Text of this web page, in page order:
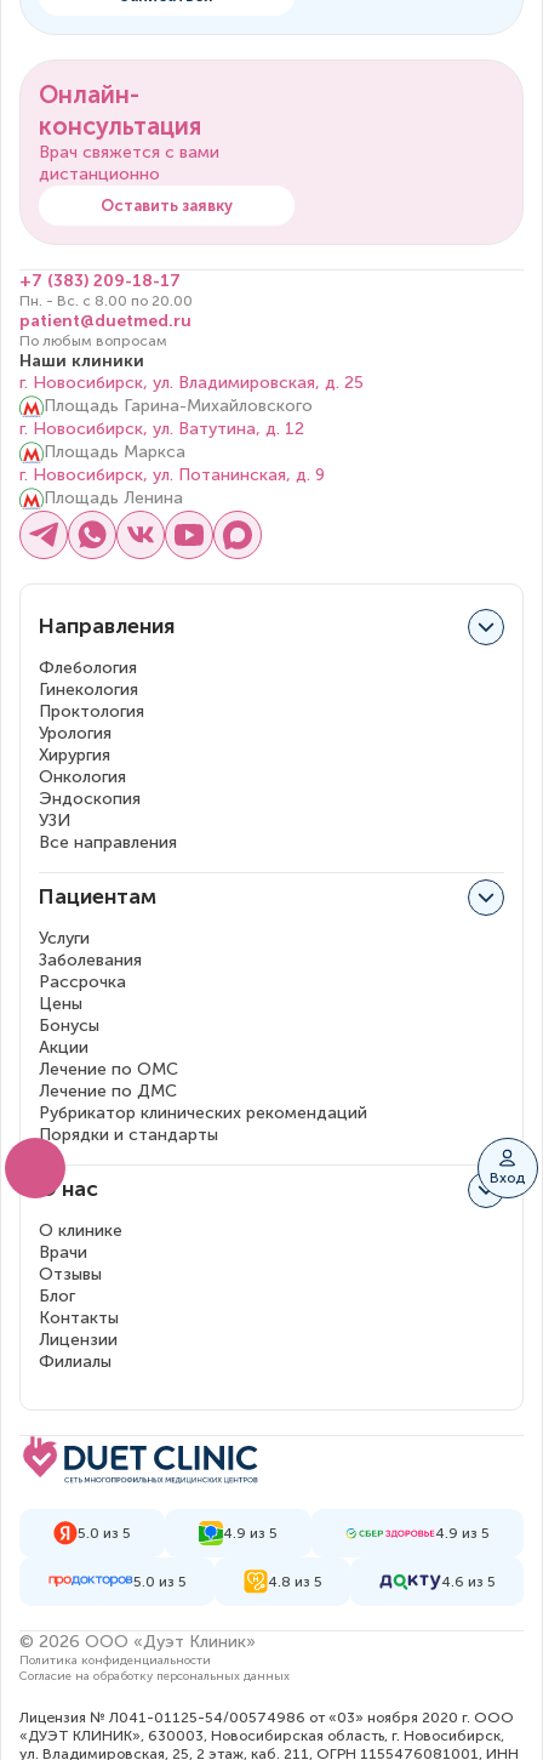
Вход
Онлайн-
консультация
Врач свяжется с вами
дистанционно
Оставить заявку
+7 (383) 209-18-17
Пн. - Вс. с 8.00 по 20.00
patient@duetmed.ru
По любым вопросам
Наши клиники
г. Новосибирск, ул. Владимировская, д. 25
Площадь Гарина-Михайловского
г. Новосибирск, ул. Ватутина, д. 12
Площадь Маркса
г. Новосибирск, ул. Потанинская, д. 9
Площадь Ленина
Направления
Флебология
Гинекология
Проктология
Урология
Хирургия
Онкология
Эндоскопия
УЗИ
Все направления
Пациентам
Услуги
Заболевания
Рассрочка
Цены
Бонусы
Акции
Лечение по ОМС
Лечение по ДМС
Рубрикатор клинических рекомендаций
Порядки и стандарты
О нас
О клинике
Врачи
Отзывы
Блог
Контакты
Лицензии
Филиалы
5.0 из 5 4.9 из 5 4.9 из 5
5.0 из 5 4.8 из 5 4.6 из 5
© 2026 ООО «Дуэт Клиник»
Политика конфиденциальности
Согласие на обработку персональных данных
Лицензия № Л041-01125-54/00574986 от «03» ноября 2020 г. ООО
«ДУЭТ КЛИНИК», 630003, Новосибирская область, г. Новосибирск,
ул. Владимировская, 25, 2 этаж, каб. 211, ОГРН 1155476081001, ИНН